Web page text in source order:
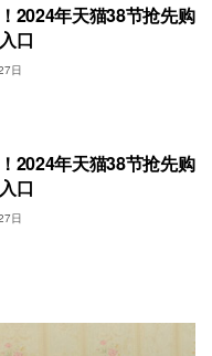
2024年天猫38节抢先购
口
日
2024年天猫38节抢先购
口
日